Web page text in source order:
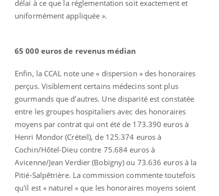
délai à ce que la réglementation soit exactement et
uniformément appliquée ».
65 000 euros de revenus médian
Enfin, la CCAL note une « dispersion » des honoraires
perçus. Visiblement certains médecins sont plus
gourmands que d'autres. Une disparité est constatée
entre les groupes hospitaliers avec des honoraires
moyens par contrat qui ont été de 173.390 euros à
Henri Mondor (Créteil), de 125.374 euros à
Cochin/Hôtel-Dieu contre 75.684 euros à
Avicenne/Jean Verdier (Bobigny) ou 73.636 euros à la
Pitié-Salpêtrière. La commission commente toutefois
qu'il est « naturel » que les honoraires moyens soient